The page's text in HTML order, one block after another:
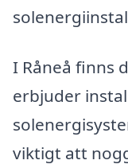
I Råneå finns
erbjuder
viktigt att